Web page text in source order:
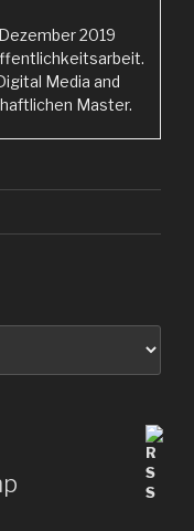
2019
Media and
Master.